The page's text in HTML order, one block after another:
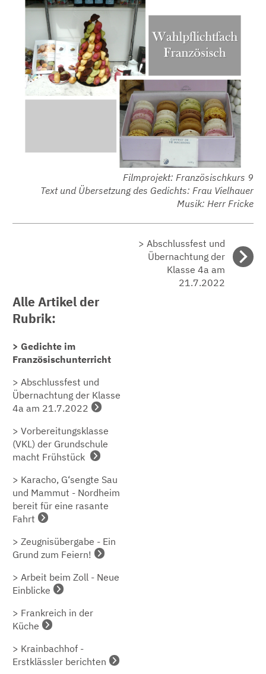
Filmprojekt: Französischkurs 9
Text und Übersetzung des Gedichts: Frau Vielhauer
Musik: Herr Fricke
> Abschlussfest und
Übernachtung der
Klasse 4a am
21.7.2022
Alle Artikel der
Rubrik:
> Gedichte im
Französischunterricht
> Abschlussfest und
Übernachtung der Klasse
4a am 21.7.2022
> Vorbereitungsklasse
(VKL) der Grundschule
macht Frühstück
> Karacho, G‘sengte Sau
und Mammut - Nordheim
bereit für eine rasante
Fahrt
> Zeugnisübergabe - Ein
Grund zum Feiern!
> Arbeit beim Zoll - Neue
Einblicke
> Frankreich in der
Küche
> Krainbachhof -
Erstklässler berichten